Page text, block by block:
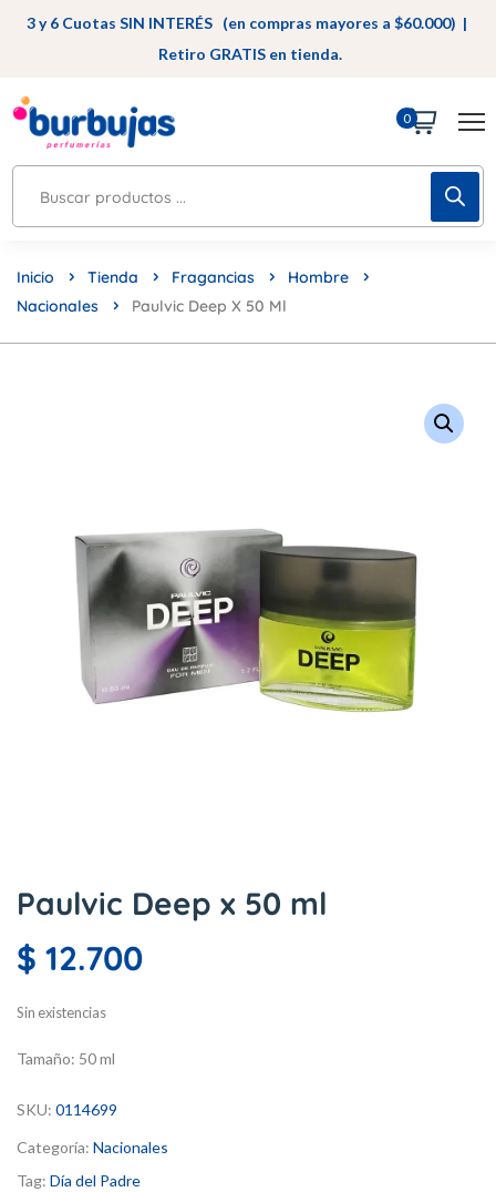
3 y 6 Cuotas SIN INTERÉS (en compras mayores a $60.000) |
Retiro GRATIS en tienda.
0
Inicio Tienda Fragancias
Hombre
Nacionales
Paulvic Deep X 50 Ml
Paulvic Deep x 50 ml
$ 12.700
Sin existencias
Tamaño: 50 ml
SKU: 0114699
Categoría: Nacionales
Tag: Día del Padre